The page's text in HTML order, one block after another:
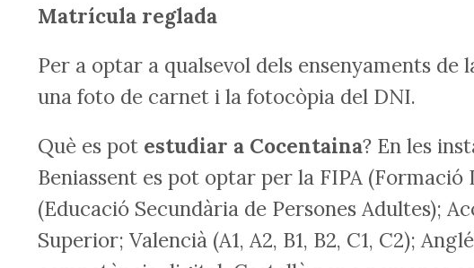
Matrícula reglada
Per a optar a qualsevol dels ensenyaments
una foto de carnet i la fotocòpia del DNI.
Què es pot estudiar a Cocentaina? En les
Beniassent es pot optar per la FIPA (Formació
(Educació Secundària de Persones Adultes);
Superior; Valencià (A1, A2, B1, B2, C1, C2);